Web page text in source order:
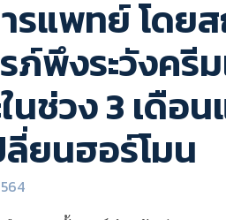
รแพทย์ โดย
ภ์พึงระวังครี
ในช่วง 3 เดื
ลี่ยนฮอร์โมน